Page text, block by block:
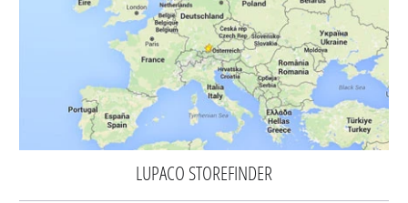
LUPACO STOREFINDER